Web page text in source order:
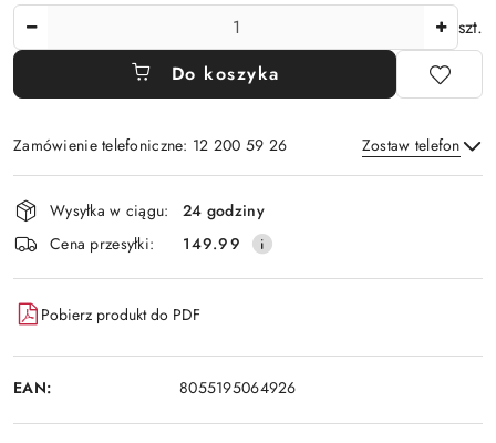
szt.
Do koszyka
Zamówienie telefoniczne: 12 200 59 26 Zostaw telefon
Wyślij
Dostępność
i
dostawa
Wysyłka w ciągu:
24 godziny
Cena przesyłki:
149.99
Pobierz produkt do PDF
EAN: 8055195064926